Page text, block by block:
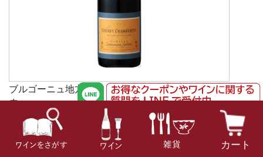
ブルゴーニュ地方
赤
ジュヴレ・シャンベルタン ヴィエイユ・ヴィーニュ
¥14,000（税抜）
#ピノ・ノワール